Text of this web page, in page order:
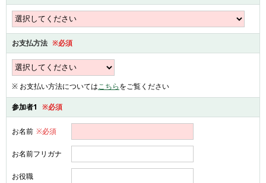
お支払方法 ※必須
※ お支払い方法についてはこちらをご覧ください
参加者1 ※必須
お名前 ※必須
お名前フリガナ
お役職